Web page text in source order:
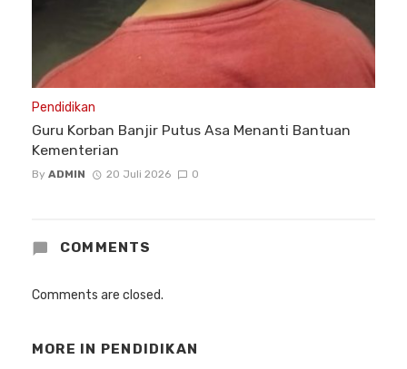
Pendidikan
Guru Korban Banjir Putus Asa Menanti Bantuan
Kementerian
By ADMIN 20 Juli 2026 0
COMMENTS
Comments are closed.
MORE IN PENDIDIKAN